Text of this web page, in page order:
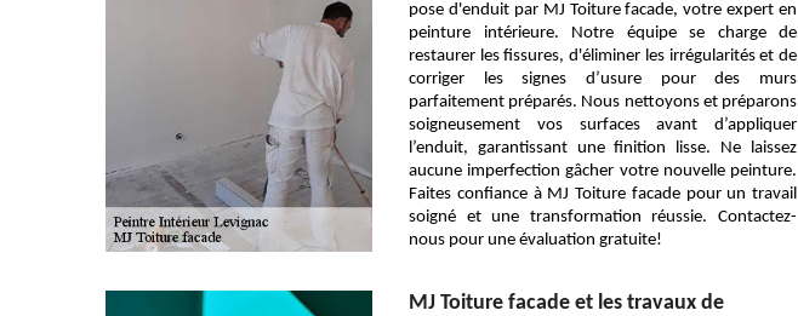
pose d'enduit par MJ Toiture facade, votre expert en
peinture intérieure. Notre équipe se charge de
restaurer les fissures, d'éliminer les irrégularités et de
corriger les signes d’usure pour des murs
parfaitement préparés. Nous nettoyons et préparons
soigneusement vos surfaces avant d’appliquer
l’enduit, garantissant une finition lisse. Ne laissez
aucune imperfection gâcher votre nouvelle peinture.
Faites confiance à MJ Toiture facade pour un travail
soigné et une transformation réussie. Contactez-
nous pour une évaluation gratuite!
MJ Toiture facade et les travaux de